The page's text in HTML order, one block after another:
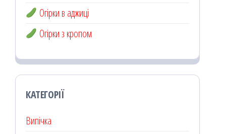
Огірки в аджиці
Огірки з кропом
КАТЕГОРІЇ
Випічка